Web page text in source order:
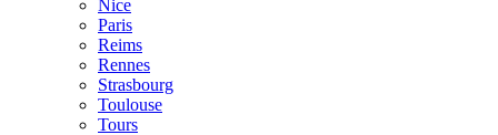
Nice
Paris
Reims
Rennes
Strasbourg
Toulouse
Tours